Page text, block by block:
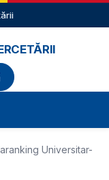
Universitar-